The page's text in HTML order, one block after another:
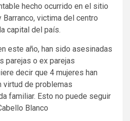
hecho ocurrido en el sitio
victima del centro
capital del país.
este año, han sido asesinadas
parejas o ex parejas
decir que 4 mujeres han
virtud de problemas
familiar. Esto no puede seguir
Blanco